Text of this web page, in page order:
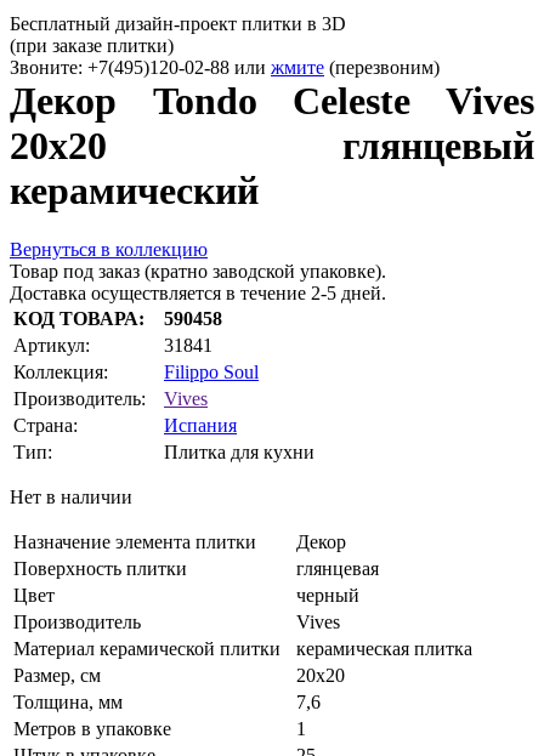
Бесплатный дизайн-проект плитки в 3D
(при заказе плитки)
Звоните: +7(495)120-02-88 или жмите (перезвоним)
Декор Tondo Celeste Vives
20x20 глянцевый
керамический
Вернуться в коллекцию
Товар под заказ (кратно заводской упаковке).
Доставка осуществляется в течение 2-5 дней.
КОД ТОВАРА:
590458
Артикул:
31841
Коллекция:
Filippo Soul
Производитель:
Vives
Страна:
Испания
Тип:
Плитка для кухни
Нет в наличии
Назначение элемента плитки
Декор
Поверхность плитки
глянцевая
Цвет
черный
Производитель
Vives
Материал керамической плитки
керамическая плитка
Размер, см
20x20
Толщина, мм
7,6
Метров в упаковке
1